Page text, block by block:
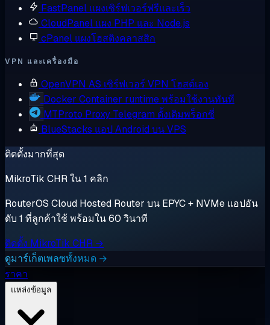
FastPanel แผงเซิร์ฟเวอร์ฟรีและเร็ว
CloudPanel แผง PHP และ Node.js
cPanel แผงโฮสติงคลาสสิก
VPN และเครื่องมือ
OpenVPN AS เซิร์ฟเวอร์ VPN โฮสต์เอง
Docker Container runtime พร้อมใช้งานทันที
MTProto Proxy Telegram ดั้งเดิมพร็อกซี่
BlueStacks แอป Android บน VPS
ติดตั้งมากที่สุด
MikroTik CHR ใน 1 คลิก
RouterOS Cloud Hosted Router บน EPYC + NVMe แอปอัน
ดับ 1 ที่ลูกค้าใช้ พร้อมใน 60 วินาที
ติดตั้ง MikroTik CHR →
ดูมาร์เก็ตเพลซทั้งหมด →
ราคา